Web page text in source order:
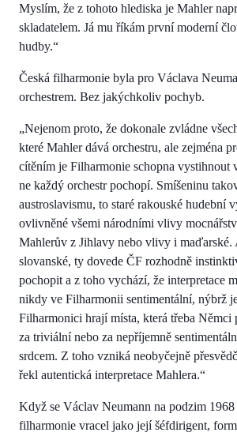
Myslím, že z tohoto hlediska je Mahler
skladatelem. Já mu říkám první moderní
hudby.“
Česká filharmonie byla pro Václava
orchestrem. Bez jakýchkoliv pochyb.
„Nejenom proto, že dokonale zvládne
které Mahler dává orchestru, ale zejména
cítěním je Filharmonie schopna vystihnout
ne každý orchestr pochopí. Smíšeninu
austroslavismu, to staré rakouské hudební
ovlivněné všemi národními vlivy
Mahlerův z Jihlavy nebo vlivy i
slovanské, ty dovede ČF rozhodně
pochopit a z toho vychází, že interpretace
nikdy ve Filharmonii sentimentální, nýbrž
Filharmonici hrají místa, která třeba Němci
za triviální nebo za nepříjemně
srdcem. Z toho vzniká neobyčejně
řekl autentická interpretace Mahlera.“
Když se Václav Neumann na podzim 1968
filharmonie vracel jako její šéfdirigent,